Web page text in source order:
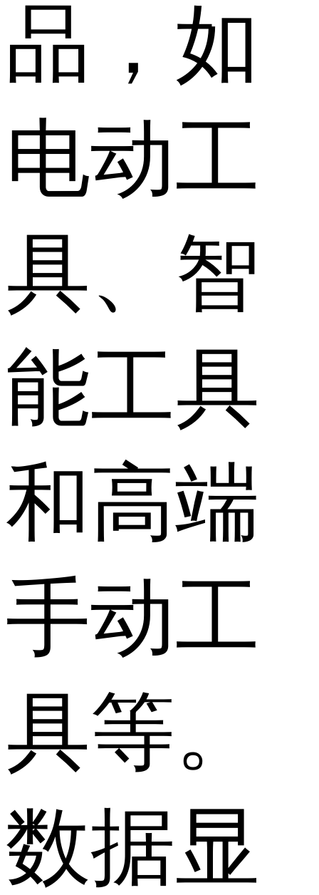
品，如
电动工
具、智
能工具
和高端
手动工
具等。
数据显